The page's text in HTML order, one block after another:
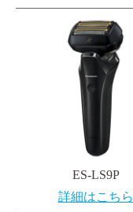
ES-LS9P
詳細はこちら